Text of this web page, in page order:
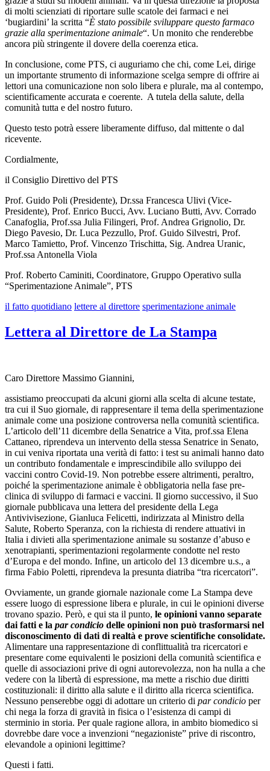
di molti scienziati di riportare sulle scatole dei farmaci e nei
‘bugiardini’ la scritta “È stato possibile sviluppare questo farmaco
grazie alla sperimentazione animale“. Un monito che renderebbe
ancora più stringente il dovere della coerenza etica.
In conclusione, come PTS, ci auguriamo che chi, come Lei, dirige
un importante strumento di informazione scelga sempre di offrire ai
lettori una comunicazione non solo libera e plurale, ma al contempo,
scientificamente accurata e coerente. A tutela della salute, della
comunità tutta e del nostro futuro.
Questo testo potrà essere liberamente diffuso, dal mittente o dal
ricevente.
Cordialmente,
il Consiglio Direttivo del PTS
Prof. Guido Poli (Presidente), Dr.ssa Francesca Ulivi (Vice-
Presidente), Prof. Enrico Bucci, Avv. Luciano Butti, Avv. Corrado
Canafoglia, Prof.ssa Julia Filingeri, Prof. Andrea Grignolio, Dr.
Diego Pavesio, Dr. Luca Pezzullo, Prof. Guido Silvestri, Prof.
Marco Tamietto, Prof. Vincenzo Trischitta, Sig. Andrea Uranic,
Prof.ssa Antonella Viola
Prof. Roberto Caminiti, Coordinatore, Gruppo Operativo sulla
“Sperimentazione Animale”, PTS
il fatto quotidiano lettere al direttore sperimentazione animale
Lettera al Direttore de La Stampa
Caro Direttore Massimo Giannini,
assistiamo preoccupati da alcuni giorni alla scelta di alcune testate,
tra cui il Suo giornale, di rappresentare il tema della sperimentazione
animale come una posizione controversa nella comunità scientifica.
L’articolo dell’11 dicembre della Senatrice a Vita, prof.ssa Elena
Cattaneo, riprendeva un intervento della stessa Senatrice in Senato,
in cui veniva riportata una verità di fatto: i test su animali hanno dato
un contributo fondamentale e imprescindibile allo sviluppo dei
vaccini contro Covid-19. Non potrebbe essere altrimenti, peraltro,
poiché la sperimentazione animale è obbligatoria nella fase pre-
clinica di sviluppo di farmaci e vaccini. Il giorno successivo, il Suo
giornale pubblicava una lettera del presidente della Lega
Antivivisezione, Gianluca Felicetti, indirizzata al Ministro della
Salute, Roberto Speranza, con la richiesta di rendere attuativi in
Italia i divieti alla sperimentazione animale su sostanze d’abuso e
xenotrapianti, sperimentazioni regolarmente condotte nel resto
d’Europa e del mondo. Infine, un articolo del 13 dicembre u.s., a
firma Fabio Poletti, riprendeva la presunta diatriba “tra ricercatori”.
Ovviamente, un grande giornale nazionale come La Stampa deve
essere luogo di espressione libera e plurale, in cui le opinioni diverse
trovano spazio. Però, e qui sta il punto, le opinioni vanno separate
dai fatti e la par condicio delle opinioni non può trasformarsi nel
disconoscimento di dati di realtà e prove scientifiche consolidate.
Alimentare una rappresentazione di conflittualità tra ricercatori e
presentare come equivalenti le posizioni della comunità scientifica e
quelle di associazioni prive di ogni autorevolezza, non ha nulla a che
vedere con la libertà di espressione, ma mette a rischio due diritti
costituzionali: il diritto alla salute e il diritto alla ricerca scientifica.
Nessuno penserebbe oggi di adottare un criterio di par condicio per
chi nega la forza di gravità in fisica o l’esistenza di campi di
sterminio in storia. Per quale ragione allora, in ambito biomedico si
dovrebbe dare voce a invenzioni “negazioniste” prive di riscontro,
elevandole a opinioni legittime?
Questi i fatti.